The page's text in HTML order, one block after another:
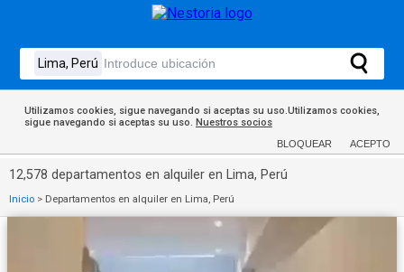
Utilizamos cookies, sigue navegando si aceptas su uso.Utilizamos cookies,
sigue navegando si aceptas su uso. Nuestros socios
BLOQUEAR ACEPTO
12,578 departamentos en alquiler en Lima, Perú
Inicio > Departamentos en alquiler en Lima, Perú